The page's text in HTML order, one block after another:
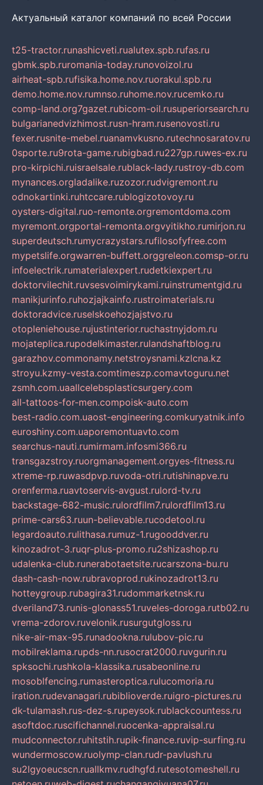
Актуальный каталог компаний по всей России
t25-tractor.runashicveti.rualutex.spb.rufas.ru
gbmk.spb.ruromania-today.runovoizol.ru
airheat-spb.rufisika.home.nov.ruorakul.spb.ru
demo.home.nov.rumnso.ruhome.nov.rucemko.ru
comp-land.org7gazet.rubicom-oil.rusuperiorsearch.ru
bulgarianedvizhimost.rusn-hram.rusenovosti.ru
fexer.rusnite-mebel.ruanamvkusno.rutechnosaratov.ru
0sporte.ru9rota-game.rubigbad.ru227gp.ruwes-ex.ru
pro-kirpichi.ruisraelsale.rublack-lady.rustroy-db.com
mynances.orgladalike.ruzozor.rudvigremont.ru
odnokartinki.ruhtccare.rublogizotovoy.ru
oysters-digital.ruo-remonte.orgremontdoma.com
myremont.orgportal-remonta.orgvyitikho.rumirjon.ru
superdeutsch.rumycrazystars.rufilosofyfree.com
mypetslife.orgwarren-buffett.orggreleon.comsp-or.ru
infoelectrik.rumaterialexpert.rudetkiexpert.ru
doktorvilechit.ruvsesvoimirykami.ruinstrumentgid.ru
manikjurinfo.ruhozjajkainfo.rustroimaterials.ru
doktoradvice.ruselskoehozjajstvo.ru
otopleniehouse.rujustinterior.ruchastnyjdom.ru
mojateplica.rupodelkimaster.rulandshaftblog.ru
garazhov.commonamy.netstroysnami.kzlcna.kz
stroyu.kzmy-vesta.comtimeszp.comavtoguru.net
zsmh.com.uaallcelebsplasticsurgery.com
all-tattoos-for-men.compoisk-auto.com
best-radio.com.uaost-engineering.comkuryatnik.info
euroshiny.com.uaporemontuavto.com
searchus-nauti.rumirmam.infosmi366.ru
transgazstroy.ruorgmanagement.orgyes-fitness.ru
xtreme-rp.ruwasdpvp.ruvoda-otri.rutishinapve.ru
orenferma.ruavtoservis-avgust.rulord-tv.ru
backstage-682-music.rulordfilm7.rulordfilm13.ru
prime-cars63.ruun-believable.rucodetool.ru
legardoauto.rulithasa.rumuz-1.rugooddver.ru
kinozadrot-3.ruqr-plus-promo.ru2shizashop.ru
udalenka-club.runerabotaetsite.rucarszona-bu.ru
dash-cash-now.rubravoprod.rukinozadrot13.ru
hotteygroup.rubagira31.rudommarketnsk.ru
dveriland73.runis-glonass51.ruveles-doroga.rutb02.ru
vrema-zdorov.ruvelonik.rusurgutgloss.ru
nike-air-max-95.runadookna.rulubov-pic.ru
mobilreklama.rupds-nn.rusocrat2000.ruvgurin.ru
spksochi.rushkola-klassika.rusabeonline.ru
mosoblfencing.rumasteroptica.rulucomoria.ru
iration.rudevanagari.rubiblioverde.ruigro-pictures.ru
dk-tulamash.rus-dez-s.rupeysok.rublackcountess.ru
asoftdoc.ruscifichannel.ruocenka-appraisal.ru
mudconnector.ruhitstih.rupik-finance.ruvip-surfing.ru
wundermoscow.ruolymp-clan.rudr-pavlush.ru
su2lgyoeucscn.ruallkmv.rudhgfd.rutesotomeshell.ru